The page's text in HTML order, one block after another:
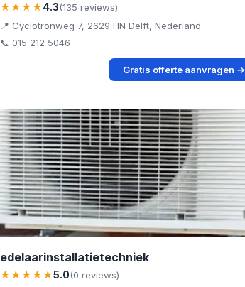
★★★★4.3(135 reviews)
📍 Cyclotronweg 7, 2629 HN Delft, Nederland
📞 015 212 5046
Gratis offerte aanvragen →
edelaarinstallatietechniek
★★★★★5.0(0 reviews)